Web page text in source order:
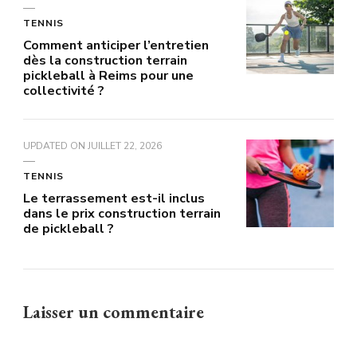
TENNIS
Comment anticiper l’entretien
dès la construction terrain
pickleball à Reims pour une
collectivité ?
UPDATED ON JUILLET 22, 2026
TENNIS
Le terrassement est-il inclus
dans le prix construction terrain
de pickleball ?
Laisser un commentaire